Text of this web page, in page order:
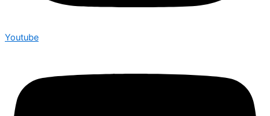
Youtube